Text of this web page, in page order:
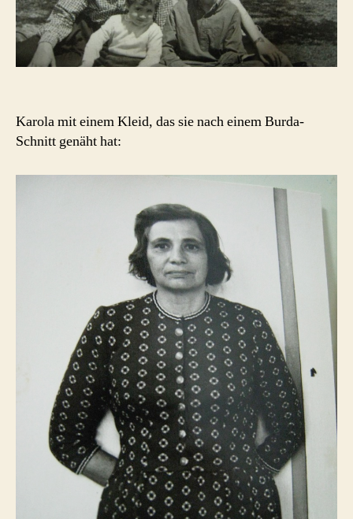
Karola mit einem Kleid, das sie nach einem Burda-
Schnitt genäht hat: